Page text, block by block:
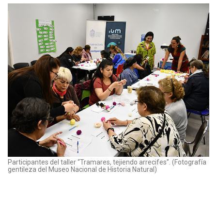
Participantes del taller “Tramares, tejiendo arrecifes”. (Fotografía
gentileza del Museo Nacional de Historia Natural)